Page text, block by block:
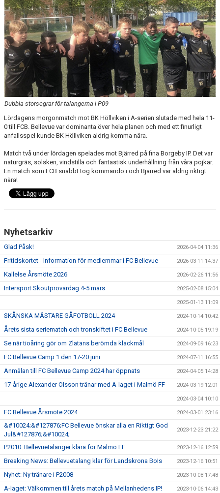
KLÄDBESTÄLLNING
SPONSORER
KLUBBMAGASIN
NATIONELLA SPELFORMER
PROVTRÄNING
SKADEBEHANDLING
FOTBOLLSCAMP 2026
TRÄNARUTBILDNING
SUPPORTERPRYLAR
GÅBOLL
DOMARE
FYSTRÄNING
POLICY SOCIALA MEDIER
FRITIDSKORTET 2026
Dubbla storsegrar för talangerna i P09
Lördagens morgonmatch mot BK Höllviken i A-serien slutade med hela 11-
0 till FCB. Bellevue var dominanta över hela planen och med ett finurligt
anfallsspel kunde BK Höllviken aldrig komma nära.
Match två under lördagen spelades mot Bjärred på fina Borgeby IP. Det var
naturgräs, solsken, vindstilla och fantastisk underhållning från våra pojkar.
En match som FCB snabbt tog kommando i och Bjärred var aldrig riktigt
nära!
Nyhetsarkiv
Glad Påsk! 2026-04-04 11:36
Fritidskortet - Information för medlemmar i FC Bellevue 2026-03-11 14:37
Kallelse Årsmöte 2026 2026-02-26 11:56
Intersport Skoutprovardag 4-5 mars 2025-02-08 15:04
2025-01-13 11:09
SKÅNSKA MÄSTARE GÅFOTBOLL 2024 2024-10-14 10:42
Årets sista seriematch och tronskiftet i FC Bellevue 2024-10-05 19:19
Se när tioåring gör om Zlatans berömda klackmål 2024-09-09 16:23
FC Bellevue Camp 1 den 17-20 juni 2024-07-11 16:55
Anmälan till FC Bellevue Camp 2024 har öppnats 2024-04-05 14:28
17-årige Alexander Olsson tränar med A-laget i Malmö FF 2024-03-19 12:01
2024-03-04 10:10
FC Bellevue Årsmöte 2024 2024-03-01 23:16
&#10024;&#127876;FC Bellevue önskar alla en Riktigt God
Jul&#127876;&#10024;
2023-12-23 21:22
P2010: Bellevuetalanger klara för Malmö FF 2023-12-16 12:59
Breaking News: Bellevuetalang klar för Landskrona BoIs 2023-12-16 10:51
Nyhet: Ny tränare i P2008 2023-10-08 17:48
A-laget: Välkommen till årets match på Mellanhedens IP! 2023-10-06 14:43